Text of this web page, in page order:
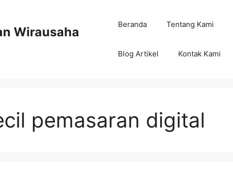
Wirausaha
Beranda Tentang Kami
Blog Artikel Kontak Kami
pemasaran digital